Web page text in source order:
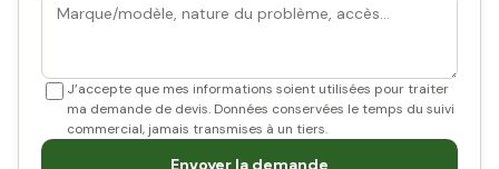
J’accepte que mes informations soient utilisées pour traiter
ma demande de devis. Données conservées le temps du suivi
commercial, jamais transmises à un tiers.
Envoyer la demande